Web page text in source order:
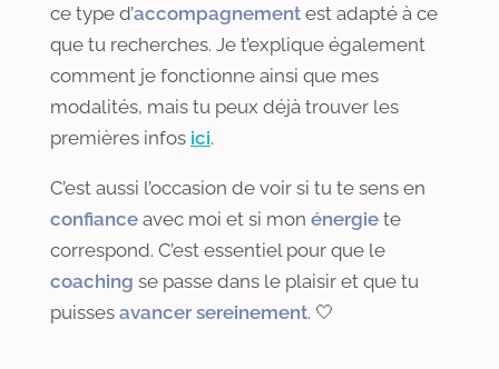
ce type d’accompagnement est adapté à ce
que tu recherches. Je t’explique également
comment je fonctionne ainsi que mes
modalités, mais tu peux déjà trouver les
premières infos ici.
C’est aussi l’occasion de voir si tu te sens en
confiance avec moi et si mon énergie te
correspond. C’est essentiel pour que le
coaching se passe dans le plaisir et que tu
puisses avancer sereinement. 🤍